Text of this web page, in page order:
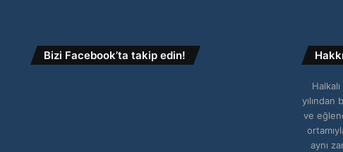
Bizi Facebook’ta takip edin!
ve
aynı